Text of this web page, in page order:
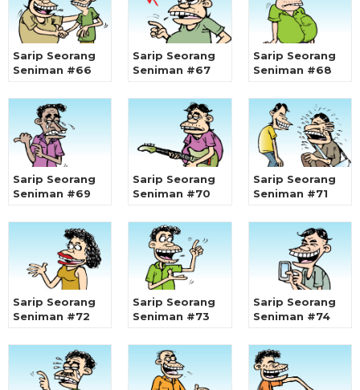
Sarip Seorang
Seniman #66
Sarip Seorang
Seniman #67
Sarip Seorang
Seniman #68
Sarip Seorang
Seniman #69
Sarip Seorang
Seniman #70
Sarip Seorang
Seniman #71
Sarip Seorang
Seniman #72
Sarip Seorang
Seniman #73
Sarip Seorang
Seniman #74